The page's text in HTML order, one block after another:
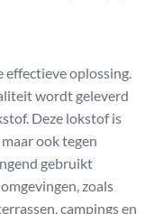
effectieve oplossing.
wordt geleverd
Deze lokstof is
ook tegen
gebruikt
zoals
campings en